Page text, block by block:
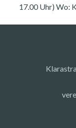
17.00 Uhr) Wo: